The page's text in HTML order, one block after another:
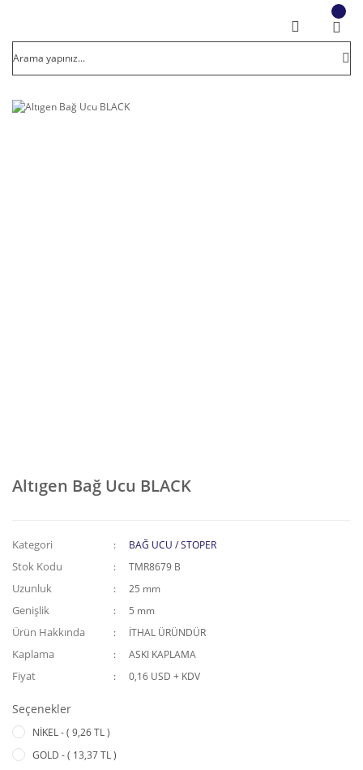
Altıgen Bağ Ucu BLACK
Kategori BAĞ UCU / STOPER
Stok Kodu TMR8679 B
Uzunluk 25 mm
Genişlik 5 mm
Ürün Hakkında İTHAL ÜRÜNDÜR
Kaplama ASKI KAPLAMA
Fiyat 0,16 USD + KDV
Seçenekler
NİKEL - ( 9,26 TL )
GOLD - ( 13,37 TL )